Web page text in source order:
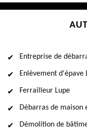
Entreprise de
Enlèvement d'épave
Ferrailleur Lupe
Débarras de maison
Démolition de